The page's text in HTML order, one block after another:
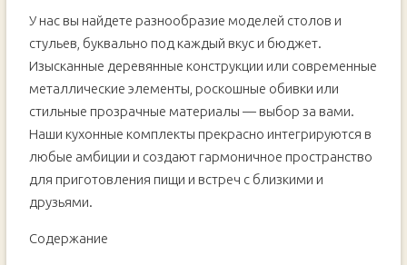
У нас вы найдете разнообразие моделей столов и
стульев, буквально под каждый вкус и бюджет.
Изысканные деревянные конструкции или современные
металлические элементы, роскошные обивки или
стильные прозрачные материалы — выбор за вами.
Наши кухонные комплекты прекрасно интегрируются в
любые амбиции и создают гармоничное пространство
для приготовления пищи и встреч с близкими и
друзьями.
Содержание